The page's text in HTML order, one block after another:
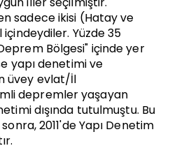
sadece ikisi (Hatay ve
Yüzde 35
Bölgesi" içinde yer
yapı denetimi ve
üvey evlat/İl
depremler yaşayan
dışında tutulmuştu. Bu
2011'de Yapı Denetim